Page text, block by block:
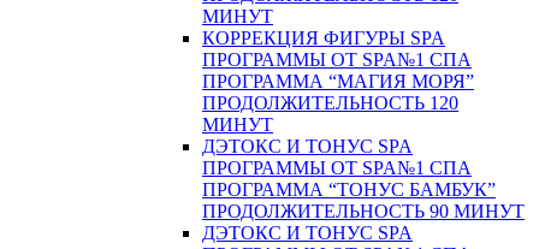
МИНУТ
КОРРЕКЦИЯ ФИГУРЫ SPA
ПРОГРАММЫ ОТ SPA№1 СПА
ПРОГРАММА “МАГИЯ МОРЯ”
ПРОДОЛЖИТЕЛЬНОСТЬ 120
МИНУТ
ДЭТОКС И ТОНУС SPA
ПРОГРАММЫ ОТ SPA№1 СПА
ПРОГРАММА “ТОНУС БАМБУК”
ПРОДОЛЖИТЕЛЬНОСТЬ 90 МИНУТ
ДЭТОКС И ТОНУС SPA